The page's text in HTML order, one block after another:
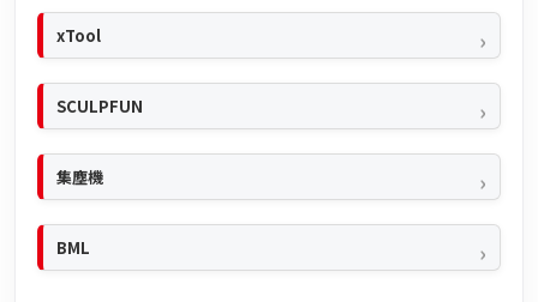
xTool
SCULPFUN
集塵機
BML